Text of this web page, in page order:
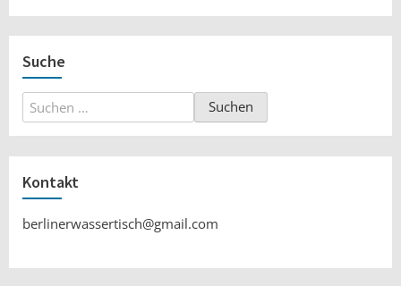
Suche
Suchen
nach:
Kontakt
berlinerwassertisch@gmail.com